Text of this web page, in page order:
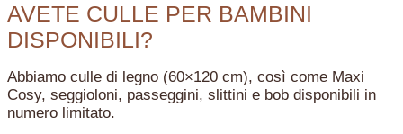
AVETE CULLE PER BAMBINI
DISPONIBILI?
Abbiamo culle di legno (60×120 cm), così come Maxi
Cosy, seggioloni, passeggini, slittini e bob disponibili in
numero limitato.